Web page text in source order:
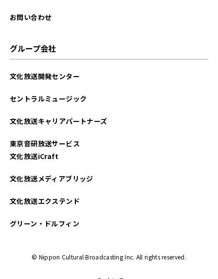
2023年03月
2022年09月
2022年08月
2022年07月
お問い合わせ
グループ会社
文化放送開発センター
セントラルミュージック
文化放送キャリアパートナーズ
東京音研放送サービス
文化放送iCraft
文化放送メディアブリッジ
文化放送エクステンド
グリーン・ドルフィン
© Nippon Cultural Broadcasting Inc. All rights reserved.